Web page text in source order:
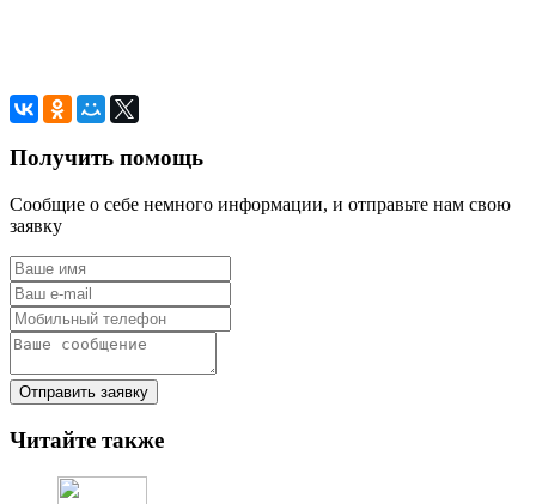
Получить помощь
Сообщие о себе немного информации, и отправьте нам свою
заявку
Отправить заявку
Читайте также